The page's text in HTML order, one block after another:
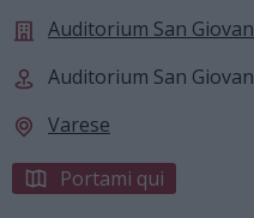
Auditorium San
Auditorium San
Varese
Portami qui